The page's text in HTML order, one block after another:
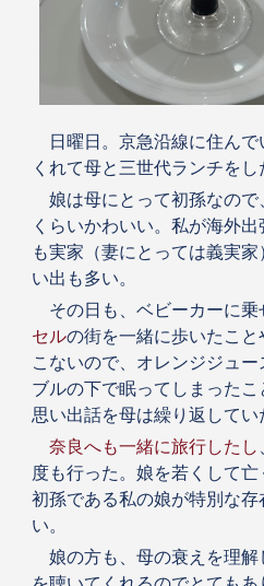
日曜日。京急沿線に住ん
くれて母と三世代ランチをし
娘は母にとって初孫なの
くらいかわいい。私が海外
も実家（妻にとっては義実
い出も多い。
その日も、ベビーカーに
セルの街を一緒に歩いたこ
こないので、オレンジジュ
ブルの下で眠ってしまった
思い出話を母は繰り返してい
奈良へも一緒に旅行したし
度も行った。娘を若くして亡
初孫である私の娘が特別な
い。
娘の方も、母の衰えを理